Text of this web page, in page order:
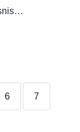
6 7